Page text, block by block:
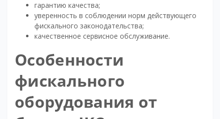
гарантию качества;
уверенность в соблюдении норм действующего
фискального законодательства;
качественное сервисное обслуживание.
Особенности
фискального
оборудования от